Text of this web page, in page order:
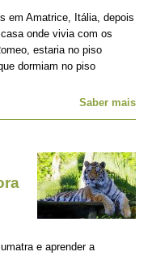
em Amatrice, Itália, depois
onde vivia com os
estaria no piso
dormiam no piso
Saber mais
e aprender a